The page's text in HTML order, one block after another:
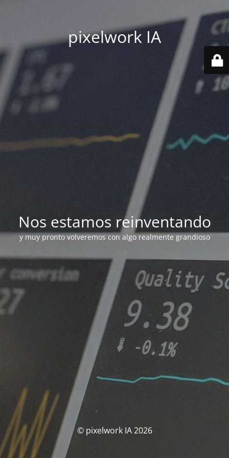
pixelwork IA
Nos estamos reinventando
y muy pronto volveremos con algo realmente grandioso
© pixelwork IA 2026